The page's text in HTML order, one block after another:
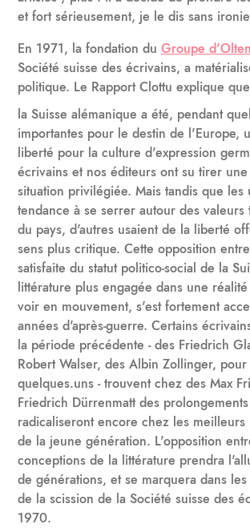
et fort sérieusement, je le dis sans
En 1971, la fondation du Groupe d'Olten
Société suisse des écrivains, a
politique. Le Rapport Clottu explique
la Suisse alémanique a été, pendant
importantes pour le destin de l'Europe,
liberté pour la culture d'expression
écrivains et nos éditeurs ont su tirer
situation privilégiée. Mais tandis que les
tendance à se serrer autour des valeurs
du pays, d'autres usaient de la liberté
sens plus critique. Cette opposition
satisfaite du statut politico-social de la
littérature plus engagée dans une
voir en mouvement, s'est fortement
années d'après-guerre. Certains
la période précédente - des Friedrich
Robert Walser, des Albin Zollinger,
quelques.uns - trouvent chez des Max
Friedrich Dürrenmatt des
radicaliseront encore chez les meilleurs
de la jeune génération. L'opposition
conceptions de la littérature prendra
de générations, et se marquera dans
de la scission de la Société suisse des
1970.